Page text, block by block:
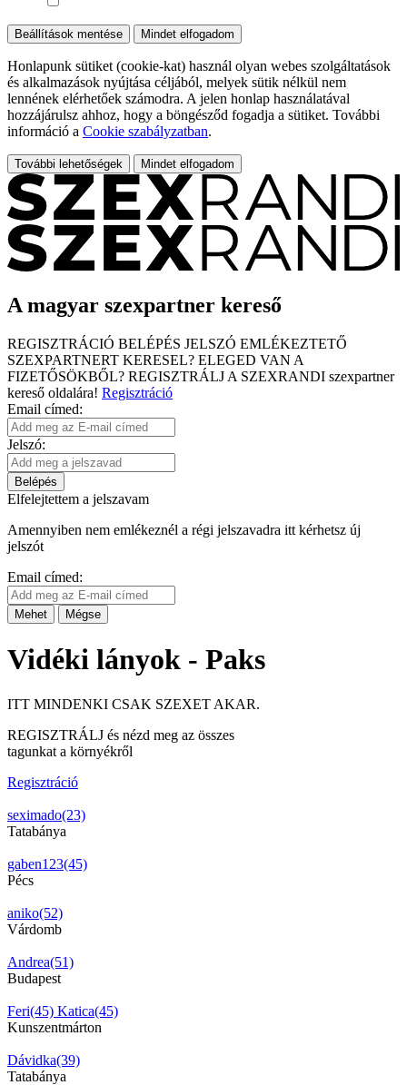
Beállítások mentése Mindet elfogadom
Honlapunk sütiket (cookie-kat) használ olyan webes szolgáltatások
és alkalmazások nyújtása céljából, melyek sütik nélkül nem
lennének elérhetőek számodra. A jelen honlap használatával
hozzájárulsz ahhoz, hogy a böngésződ fogadja a sütiket. További
információ a Cookie szabályzatban.
További lehetőségek Mindet elfogadom
A magyar szexpartner kereső
REGISZTRÁCIÓ BELÉPÉS JELSZÓ EMLÉKEZTETŐ
SZEXPARTNERT KERESEL? ELEGED VAN A
FIZETŐSÖKBŐL? REGISZTRÁLJ A SZEXRANDI szexpartner
kereső oldalára! Regisztráció
Email címed:
Jelszó:
Belépés
Elfelejtettem a jelszavam
Amennyiben nem emlékeznél a régi jelszavadra itt kérhetsz új
jelszót
Email címed:
Mehet Mégse
Vidéki lányok - Paks
ITT MINDENKI CSAK SZEXET AKAR.
REGISZTRÁLJ és nézd meg az összes
tagunkat a környékről
Regisztráció
seximado(23)
Tatabánya
gaben123(45)
Pécs
aniko(52)
Várdomb
Andrea(51)
Budapest
Feri(45) Katica(45)
Kunszentmárton
Dávidka(39)
Tatabánya